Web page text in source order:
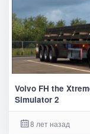
Volvo FH the
Simulator 2
8 лет назад